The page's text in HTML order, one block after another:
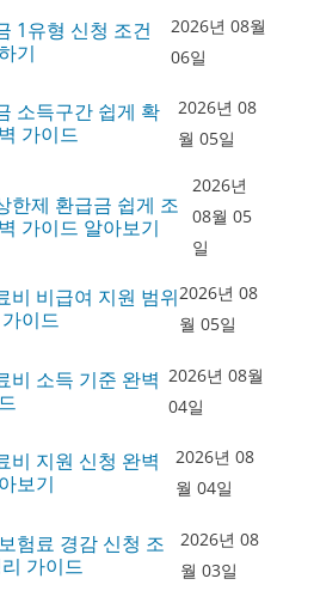
1유형 신청 조건
기
2026년 08월
06일
소득구간 쉽게 확
가이드
2026년 08
월 05일
한제 환급금 쉽게 조
가이드 알아보기
2026년
08월 05
일
비 비급여 지원 범위
이드
2026년 08
월 05일
비 소득 기준 완벽 2026년 08월
04일
비 지원 신청 완벽
보기
2026년 08
월 04일
험료 경감 신청 조
가이드
2026년 08
월 03일